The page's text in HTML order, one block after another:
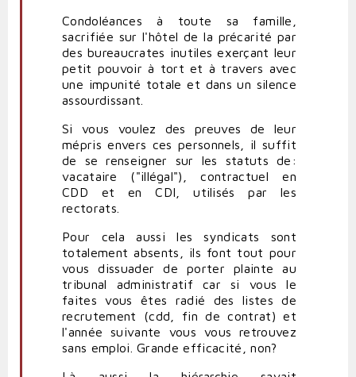
Condoléances à toute sa famille,
sacrifiée sur l'hôtel de la précarité par
des bureaucrates inutiles exerçant leur
petit pouvoir à tort et à travers avec
une impunité totale et dans un silence
assourdissant.
Si vous voulez des preuves de leur
mépris envers ces personnels, il suffit
de se renseigner sur les statuts de:
vacataire ("illégal"), contractuel en
CDD et en CDI, utilisés par les
rectorats.
Pour cela aussi les syndicats sont
totalement absents, ils font tout pour
vous dissuader de porter plainte au
tribunal administratif car si vous le
faites vous êtes radié des listes de
recrutement (cdd, fin de contrat) et
l'année suivante vous vous retrouvez
sans emploi. Grande efficacité, non?